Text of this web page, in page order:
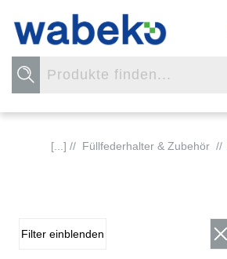
[...] // Füllfederhalter & Zubehör //
Filter einblenden